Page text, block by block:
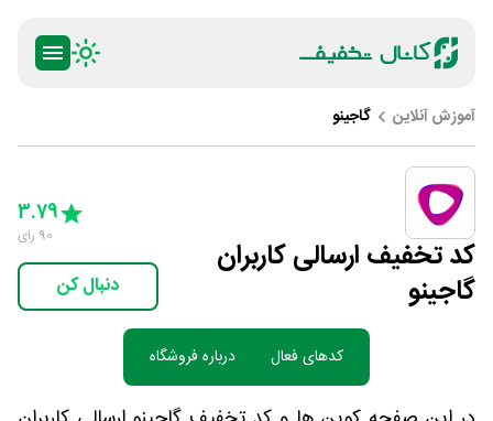
آموزش آنلاین گاجینو
کد تخفیف ارسالی کاربران
گاجینو
3 Stars
4 Stars
5 Stars
3.79
90 رای
دنبال کن
کدهای فعال درباره فروشگاه